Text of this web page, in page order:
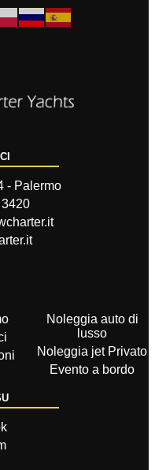
- Palermo
Noleggia auto di
lusso
Noleggia jet Privato
Evento a bordo